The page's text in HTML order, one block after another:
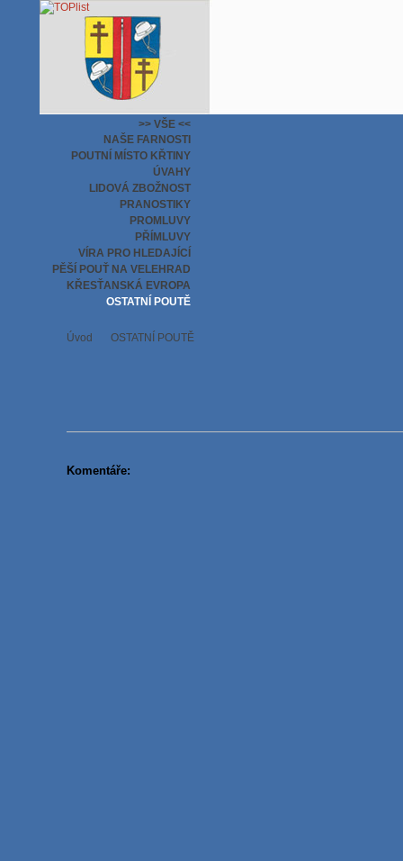
>> VŠE <<
NAŠE FARNOSTI
POUTNÍ MÍSTO KŘTINY
ÚVAHY
LIDOVÁ ZBOŽNOST
PRANOSTIKY
PROMLUVY
PŘÍMLUVY
VÍRA PRO HLEDAJÍCÍ
PĚŠÍ POUŤ NA VELEHRAD
KŘESŤANSKÁ EVROPA
OSTATNÍ POUTĚ
Úvod OSTATNÍ POUTĚ
Komentáře: